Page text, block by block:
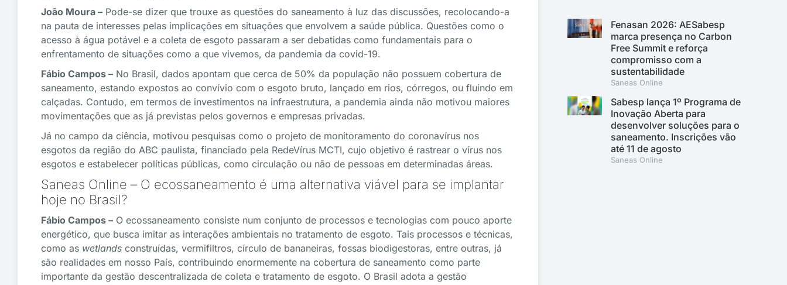
João Moura – Pode-se dizer que trouxe as questões do saneamento à luz das discussões, recolocando-a
na pauta de interesses pelas implicações em situações que envolvem a saúde pública. Questões como o
acesso à água potável e a coleta de esgoto passaram a ser debatidas como fundamentais para o
enfrentamento de situações como a que vivemos, da pandemia da covid-19.
Fábio Campos – No Brasil, dados apontam que cerca de 50% da população não possuem cobertura de
saneamento, estando expostos ao convívio com o esgoto bruto, lançado em rios, córregos, ou fluindo em
calçadas. Contudo, em termos de investimentos na infraestrutura, a pandemia ainda não motivou maiores
movimentações que as já previstas pelos governos e empresas privadas.
Já no campo da ciência, motivou pesquisas como o projeto de monitoramento do coronavírus nos
esgotos da região do ABC paulista, financiado pela RedeVírus MCTI, cujo objetivo é rastrear o vírus nos
esgotos e estabelecer políticas públicas, como circulação ou não de pessoas em determinadas áreas.
Saneas Online – O ecossaneamento é uma alternativa viável para se implantar
hoje no Brasil?
Fábio Campos – O ecossaneamento consiste num conjunto de processos e tecnologias com pouco aporte
energético, que busca imitar as interações ambientais no tratamento de esgoto. Tais processos e técnicas,
como as wetlands construídas, vermifiltros, círculo de bananeiras, fossas biodigestoras, entre outras, já
são realidades em nosso País, contribuindo enormemente na cobertura de saneamento como parte
importante da gestão descentralizada de coleta e tratamento de esgoto. O Brasil adota a gestão
Fenasan 2026: AESabesp
marca presença no Carbon
Free Summit e reforça
compromisso com a
sustentabilidade
Saneas Online
Sabesp lança 1º Programa de
Inovação Aberta para
desenvolver soluções para o
saneamento. Inscrições vão
até 11 de agosto
Saneas Online